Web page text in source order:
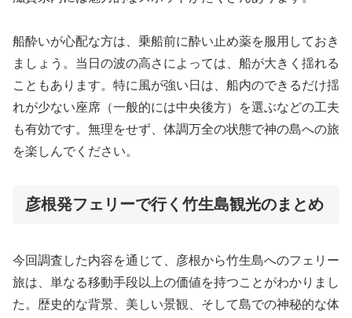
船酔いが心配な方は、乗船前に酔い止め薬を服用しておき
ましょう。当日の波の高さによっては、船が大きく揺れる
こともあります。特に風が強い日は、船内のできるだけ揺
れが少ない座席（一般的には中央後方）を選ぶなどの工夫
も有効です。無理をせず、体調万全の状態で神の島への旅
を楽しんでください。
彦根発フェリーで行く竹生島観光のまとめ
今回調査した内容を通じて、彦根から竹生島へのフェリー
旅は、単なる移動手段以上の価値を持つことがわかりまし
た。歴史的な背景、美しい景観、そして島での神秘的な体